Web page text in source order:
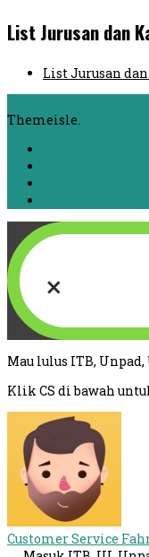
List Jurusan dan
List Jurusan
Themeisle.
×
Mau lulus ITB,
Klik CS di bawah
Customer Service